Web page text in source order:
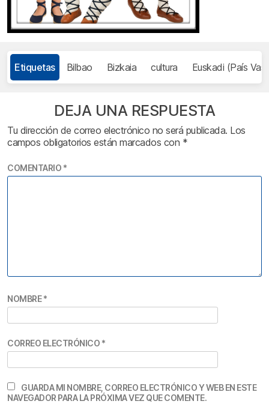
Etiquetas Bilbao Bizkaia cultura Euskadi (País
DEJA UNA RESPUESTA
Tu dirección de correo electrónico no será publicada. Los
campos obligatorios están marcados con *
COMENTARIO *
NOMBRE*
CORREO ELECTRÓNICO *
GUARDA MI NOMBRE, CORREO ELECTRÓNICO Y WEB EN ESTE
NAVEGADOR PARA LA PRÓXIMA VEZ QUE COMENTE.